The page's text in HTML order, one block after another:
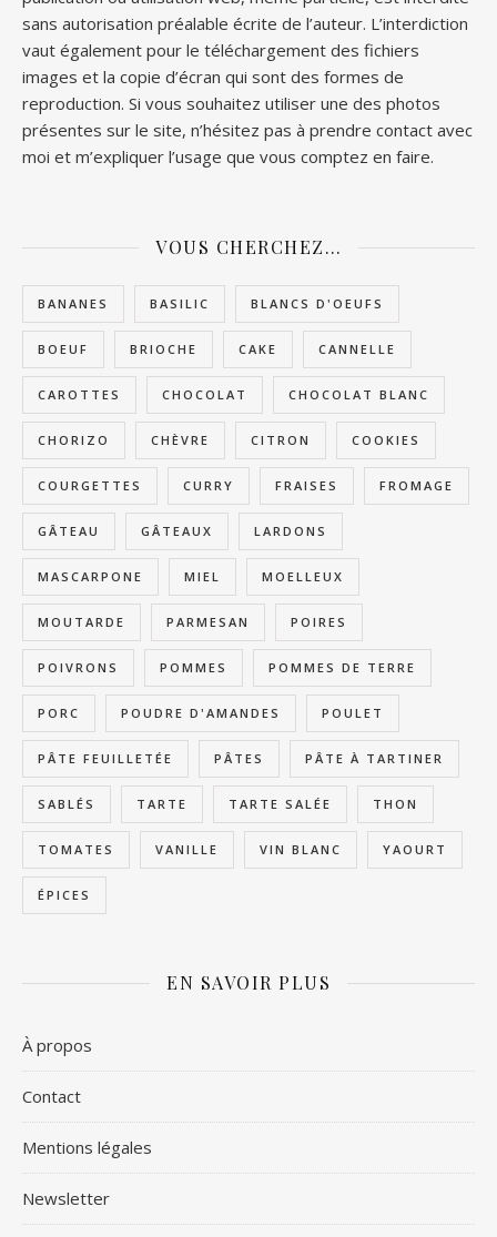
sans autorisation préalable écrite de l’auteur. L’interdiction
vaut également pour le téléchargement des fichiers
images et la copie d’écran qui sont des formes de
reproduction. Si vous souhaitez utiliser une des photos
présentes sur le site, n’hésitez pas à prendre contact avec
moi et m’expliquer l’usage que vous comptez en faire.
VOUS CHERCHEZ…
BANANES BASILIC BLANCS D'OEUFS
BOEUF BRIOCHE CAKE CANNELLE
CAROTTES CHOCOLAT CHOCOLAT BLANC
CHORIZO CHÈVRE CITRON COOKIES
COURGETTES CURRY FRAISES FROMAGE
GÂTEAU GÂTEAUX LARDONS
MASCARPONE MIEL MOELLEUX
MOUTARDE PARMESAN POIRES
POIVRONS POMMES POMMES DE TERRE
PORC POUDRE D'AMANDES POULET
PÂTE FEUILLETÉE PÂTES PÂTE À TARTINER
SABLÉS TARTE TARTE SALÉE THON
TOMATES VANILLE VIN BLANC YAOURT
ÉPICES
EN SAVOIR PLUS
À propos
Contact
Mentions légales
Newsletter